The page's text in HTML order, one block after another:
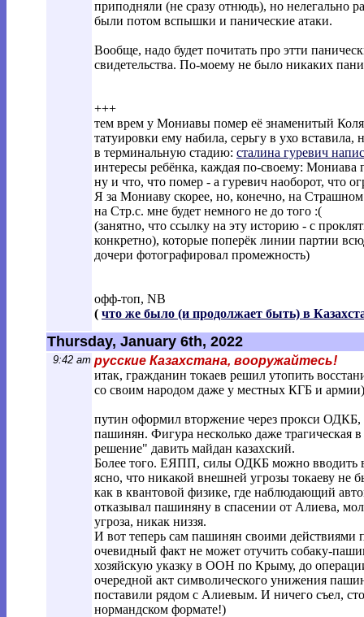
приподняли (не сразу отнюдь), но нелегально
были потом вспышки и панические атаки.
Вообще, надо будет почитать про этти
свидетельства. По-моему не было никаких
+++
тем врем у Мониавы помер её знаменитый
татуировки ему набила, серьгу в ухо
в терминальную стадию: сталина гуревич
интересы ребёнка, каждая по-своему: Мониава
ну и что, что помер - а гуревич наоборот,
Я за Мониаву скорее, но, конечно, на
на Стр.с. мне будет немного не до того :(
(занятно, что ссылку на эту историю - с
конкретно), которые поперёк линии партии
дочери фотографировал промежность)
офф-топ, NB
( что же было (и продолжает быть) в
Thursday, January 6th, 2022
9:42 am русские Казахстана, вооружайтесь!
итак, гражданин токаев решил утопить
со своим народом даже у местных КГБ и
путин оформил вторжение через прокси ОДКБ,
пашинян. Фигура несколько даже трагическая
решение" давить майдан казахский.
Более того. ЕЯПП, силы ОДКБ можно вводить
ясно, что никакой внешней угрозы токаеву не
как в квантовой физике, где наблюдающий
отказывал пашиняну в спасении от Алиева,
угроза, никак низзя.
И вот теперь сам пашинян своими действиями
очевидный факт не может отучить собаку-
хозяйскую указку в ООН по Крыму, до
очередной акт символического унижения
поставили рядом с Алиевым. И ничего съел,
нормандском формате!)